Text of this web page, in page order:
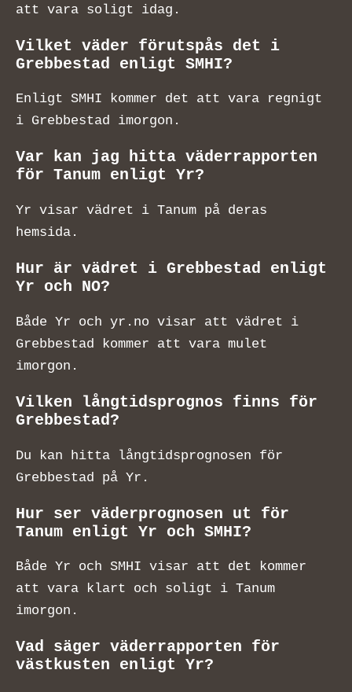
att vara soligt idag.
Vilket väder förutspås det i
Grebbestad enligt SMHI?
Enligt SMHI kommer det att vara regnigt
i Grebbestad imorgon.
Var kan jag hitta väderrapporten
för Tanum enligt Yr?
Yr visar vädret i Tanum på deras
hemsida.
Hur är vädret i Grebbestad enligt
Yr och NO?
Både Yr och yr.no visar att vädret i
Grebbestad kommer att vara mulet
imorgon.
Vilken långtidsprognos finns för
Grebbestad?
Du kan hitta långtidsprognosen för
Grebbestad på Yr.
Hur ser väderprognosen ut för
Tanum enligt Yr och SMHI?
Både Yr och SMHI visar att det kommer
att vara klart och soligt i Tanum
imorgon.
Vad säger väderrapporten för
västkusten enligt Yr?